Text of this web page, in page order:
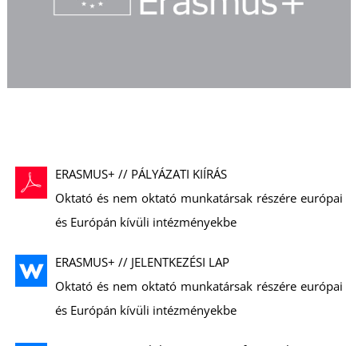
ERASMUS+ // PÁLYÁZATI KIÍRÁS
Oktató és nem oktató munkatársak részére európai
és Európán kívüli intézményekbe
ERASMUS+ // JELENTKEZÉSI LAP
Oktató és nem oktató munkatársak részére európai
és Európán kívüli intézményekbe